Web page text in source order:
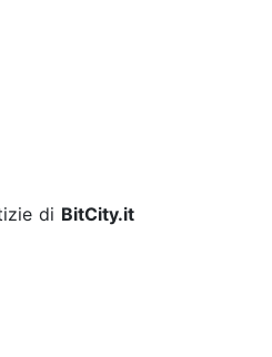
di BitCity.it